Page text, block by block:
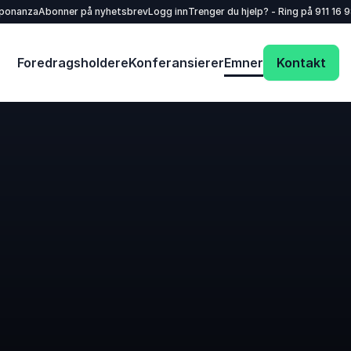
Abonner på nyhetsbrevLogg innTrenger du hjelp? - Ring på 911 16
ForedragsholdereKonferansiererEmner Kontakt